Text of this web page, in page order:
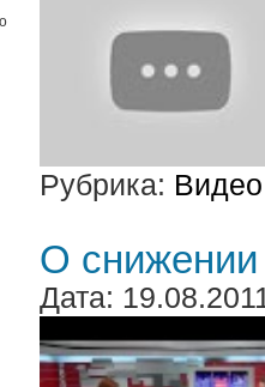
Рубрика: Видео
О снижении
Дата: